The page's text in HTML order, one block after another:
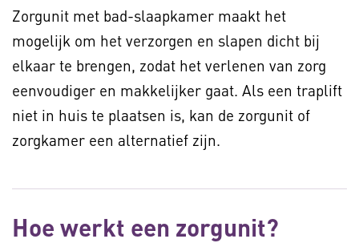
Zorgunit met bad-slaapkamer maakt het
mogelijk om het verzorgen en slapen dicht bij
elkaar te brengen, zodat het verlenen van zorg
eenvoudiger en makkelijker gaat. Als een traplift
niet in huis te plaatsen is, kan de zorgunit of
zorgkamer een alternatief zijn.
Hoe werkt een zorgunit?